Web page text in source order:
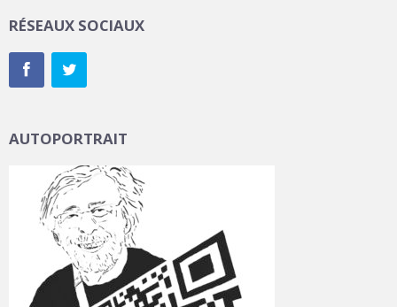
RÉSEAUX SOCIAUX
AUTOPORTRAIT